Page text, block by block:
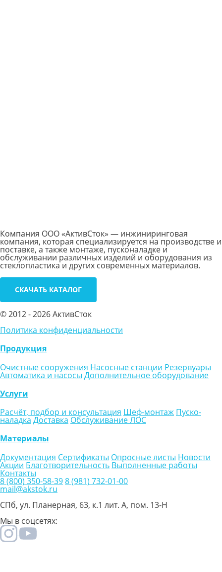
Компания ООО «АктивСток» — инжиниринговая
компания, которая специализируется на производстве и
поставке, а также монтаже, пусконаладке и
обслуживании различных изделий и оборудования из
стеклопластика и других современных материалов.
СКАЧАТЬ КАТАЛОГ
© 2012 - 2026 АктивСток
Политика конфиденциальности
Продукция
Очистные сооружения Насосные станции Резервуары
Автоматика и насосыДополнительное оборудование
Услуги
Расчёт, подбор и консультация Шеф-монтаж Пуско-
наладка Доставка Обслуживание ЛОС
Материалы
Документация Сертификаты Опросные листы Новости
АкцииБлаготворительностьВыполненные работы
Контакты
8 (800) 350-58-398 (981) 732-01-00
mail@akstok.ru
СПб, ул. Планерная, 63, к.1 лит. А, пом. 13-Н
Мы в соцсетях: